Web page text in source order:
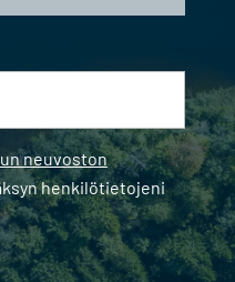
neuvoston
henkilötietojeni